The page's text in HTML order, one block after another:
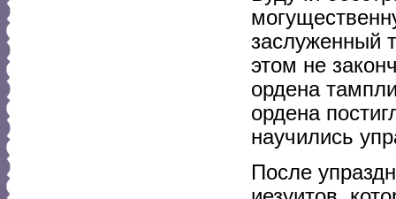
заслуженный
этом не
ордена
ордена
научились
После